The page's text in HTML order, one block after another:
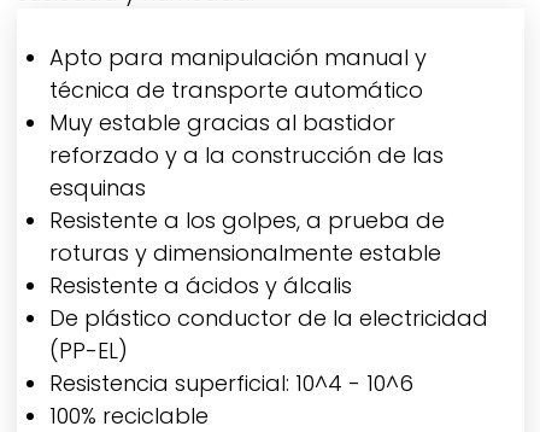
Apto para manipulación manual y
técnica de transporte automático
Muy estable gracias al bastidor
reforzado y a la construcción de las
esquinas
Resistente a los golpes, a prueba de
roturas y dimensionalmente estable
Resistente a ácidos y álcalis
De plástico conductor de la electricidad
(PP-EL)
Resistencia superficial: 10^4 - 10^6
100% reciclable